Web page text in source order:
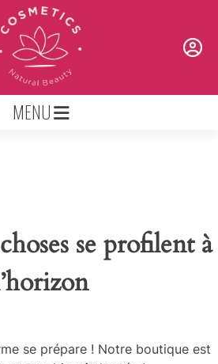
MENU
se profilent à
se prépare ! Notre boutique est